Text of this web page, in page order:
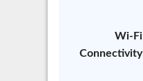
Wi-Fi
Connectivity